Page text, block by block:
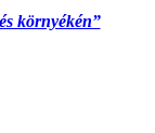
környékén”